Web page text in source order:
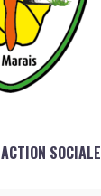
ACTION SOCIALE